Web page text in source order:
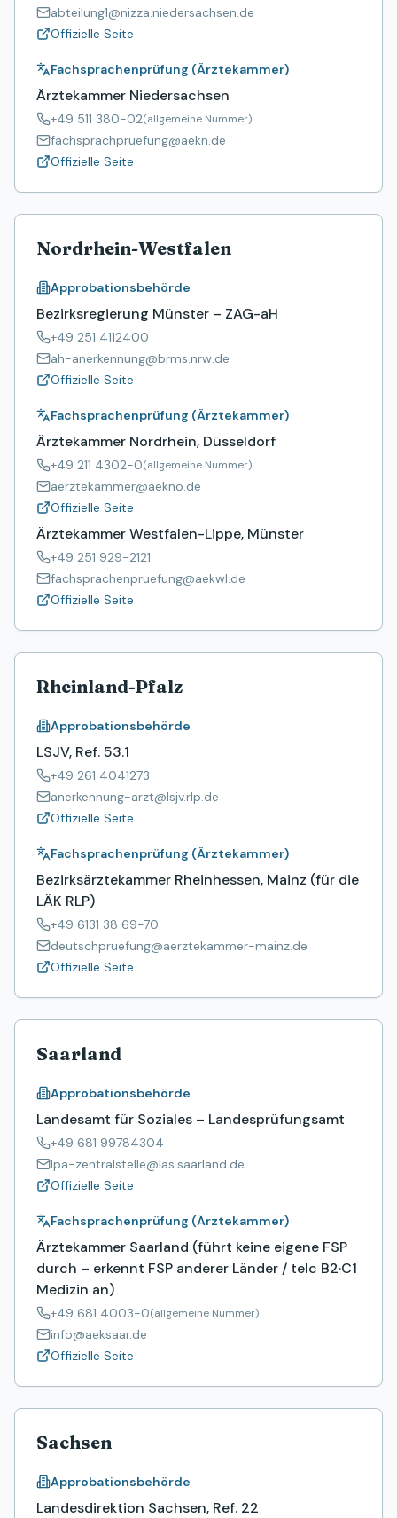
abteilung1@nizza.niedersachsen.de
Offizielle Seite
Fachsprachenprüfung (Ärztekammer)
Ärztekammer Niedersachsen
+49 511 380-02(allgemeine Nummer)
fachsprachpruefung@aekn.de
Offizielle Seite
Nordrhein-Westfalen
Approbationsbehörde
Bezirksregierung Münster – ZAG-aH
+49 251 4112400
ah-anerkennung@brms.nrw.de
Offizielle Seite
Fachsprachenprüfung (Ärztekammer)
Ärztekammer Nordrhein, Düsseldorf
+49 211 4302-0(allgemeine Nummer)
aerztekammer@aekno.de
Offizielle Seite
Ärztekammer Westfalen-Lippe, Münster
+49 251 929-2121
fachsprachenpruefung@aekwl.de
Offizielle Seite
Rheinland-Pfalz
Approbationsbehörde
LSJV, Ref. 53.1
+49 261 4041273
anerkennung-arzt@lsjv.rlp.de
Offizielle Seite
Fachsprachenprüfung (Ärztekammer)
Bezirksärztekammer Rheinhessen, Mainz (für die
LÄK RLP)
+49 6131 38 69-70
deutschpruefung@aerztekammer-mainz.de
Offizielle Seite
Saarland
Approbationsbehörde
Landesamt für Soziales – Landesprüfungsamt
+49 681 99784304
lpa-zentralstelle@las.saarland.de
Offizielle Seite
Fachsprachenprüfung (Ärztekammer)
Ärztekammer Saarland (führt keine eigene FSP
durch – erkennt FSP anderer Länder / telc B2·C1
Medizin an)
+49 681 4003-0(allgemeine Nummer)
info@aeksaar.de
Offizielle Seite
Sachsen
Approbationsbehörde
Landesdirektion Sachsen, Ref. 22